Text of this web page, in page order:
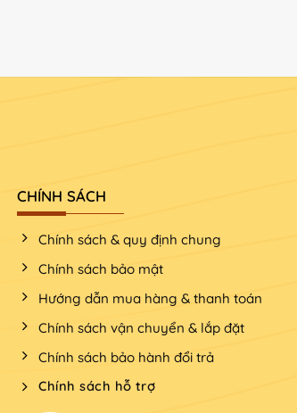
CHÍNH SÁCH
Chính sách & quy định chung
Chính sách bảo mật
Hướng dẫn mua hàng & thanh toán
Chính sách vận chuyển & lắp đặt
Chính sách bảo hành đổi trả
Chính sách hỗ trợ